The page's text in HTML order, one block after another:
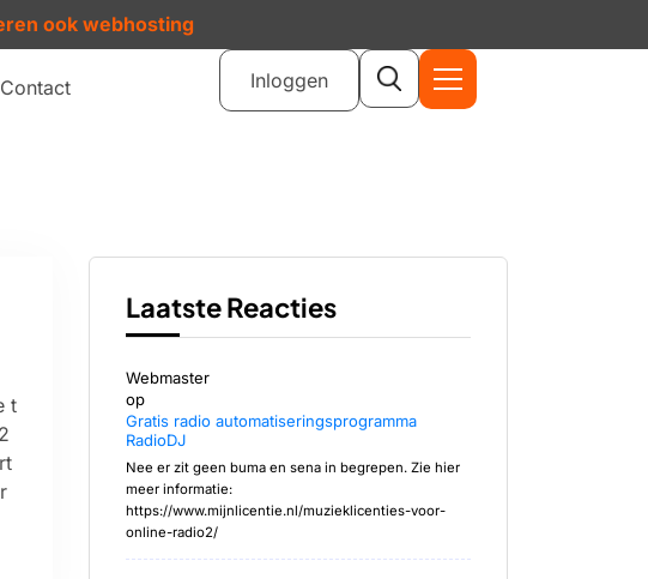
ook webhosting
Contact Inloggen
t
Laatste Reacties
Webmaster
op
Gratis radio automatiseringsprogramma
RadioDJ
Nee er zit geen buma en sena in begrepen. Zie hier
meer informatie:
https://www.mijnlicentie.nl/muzieklicenties-voor-
online-radio2/